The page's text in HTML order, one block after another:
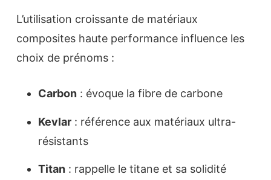
L’utilisation croissante de matériaux
composites haute performance influence les
choix de prénoms :
Carbon : évoque la fibre de carbone
Kevlar : référence aux matériaux ultra-
résistants
Titan : rappelle le titane et sa solidité